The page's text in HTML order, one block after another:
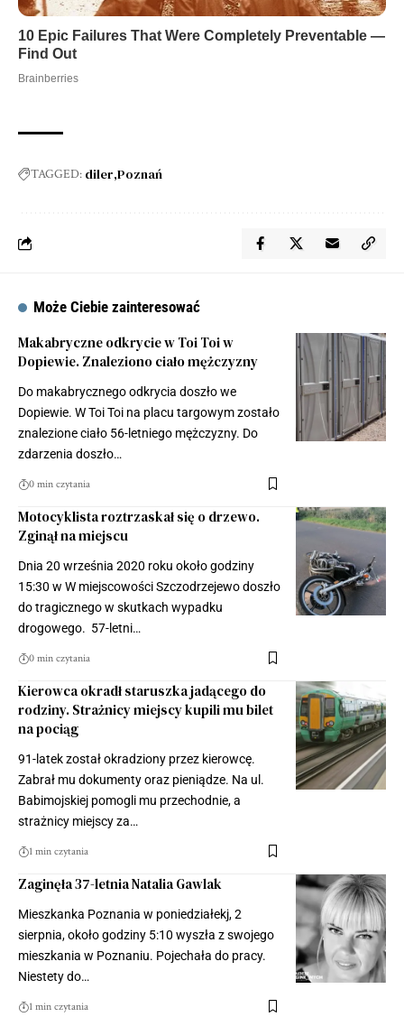
TAGGED: diler Poznań
Może Ciebie zainteresować
Makabryczne odkrycie w Toi Toi w
Dopiewie. Znaleziono ciało mężczyzny
Do makabrycznego odkrycia doszło we
Dopiewie. W Toi Toi na placu targowym zostało
znalezione ciało 56-letniego mężczyzny. Do
zdarzenia doszło…
0 min czytania
Motocyklista roztrzaskał się o drzewo.
Zginął na miejscu
Dnia 20 września 2020 roku około godziny
15:30 w W miejscowości Szczodrzejewo doszło
do tragicznego w skutkach wypadku
drogowego. 57-letni…
0 min czytania
Kierowca okradł staruszka jadącego do
rodziny. Strażnicy miejscy kupili mu bilet
na pociąg
91-latek został okradziony przez kierowcę.
Zabrał mu dokumenty oraz pieniądze. Na ul.
Babimojskiej pomogli mu przechodnie, a
strażnicy miejscy za…
1 min czytania
Zaginęła 37-letnia Natalia Gawlak
Mieszkanka Poznania w poniedziałekj, 2
sierpnia, około godziny 5:10 wyszła z swojego
mieszkania w Poznaniu. Pojechała do pracy.
Niestety do…
1 min czytania